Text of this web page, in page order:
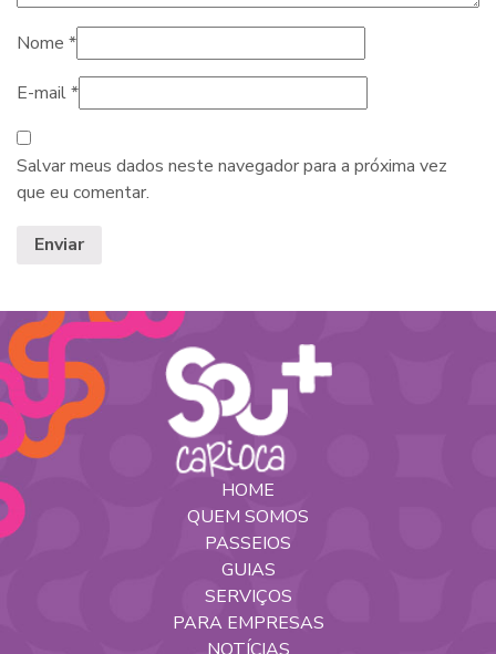
Nome *
E-mail*
Salvar meus dados neste navegador para a próxima vez
que eu comentar.
HOME
QUEM SOMOS
PASSEIOS
GUIAS
SERVIÇOS
PARA EMPRESAS